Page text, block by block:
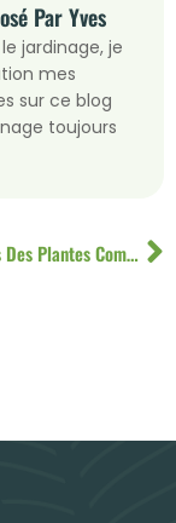
Par Yves
jardinage, je
mes
sur ce blog
toujours
Les Bienfaits Des Plantes Compagnes Dans Le Jardinage Biologique